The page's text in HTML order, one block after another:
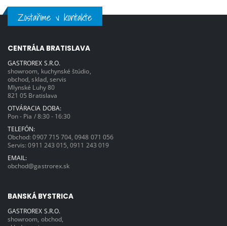
Zostaňme v kontakte
CENTRÁLA BRATISLAVA
GASTROREX S.R.O.
showroom, kuchynské štúdio,
obchod, sklad, servis
Mlynské Luhy 80
821 05 Bratislava
OTVÁRACIA DOBA:
Pon - Pia / 8:30 - 16:30
TELEFÓN:
Obchod:0907 715 704 ,0948 071 056
Servis:0911 243 015 ,0911 243 019
EMAIL:
obchod@gastrorex.sk
BANSKÁ BYSTRICA
GASTROREX S.R.O.
showroom, obchod,